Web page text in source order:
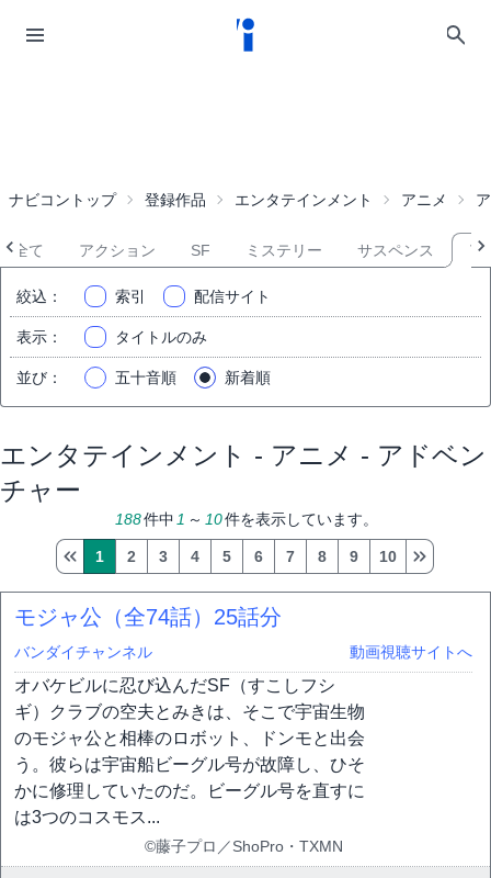
ナビコントップ 登録作品 エンタテインメント アニメ
全て アクション SF ミステリー サスペンス ア
絞込 ： 索引 配信サイト
表示 ： タイトルのみ
並び ： 五十音順 新着順
エンタテインメント - アニメ - アドベン
チャー
188件中 1 ～ 10件を表示しています。
1 2 3 4 5 6 7 8 9 10
モジャ公（全74話） 25話分
バンダイチャンネル 動画視聴サイトへ
オバケビルに忍び込んだSF（すこしフシ
ギ）クラブの空夫とみきは、そこで宇宙生物
のモジャ公と相棒のロボット、ドンモと出会
う。彼らは宇宙船ビーグル号が故障し、ひそ
かに修理していたのだ。ビーグル号を直すに
は3つのコスモス...
©藤子プロ／ShoPro・TXMN